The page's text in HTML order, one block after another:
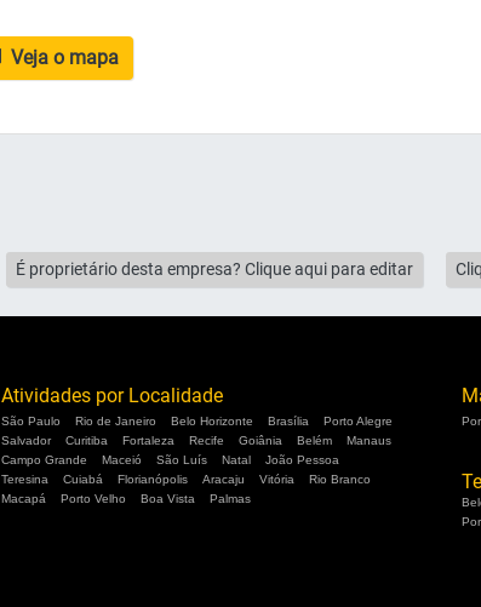
Veja o mapa
É proprietário desta empresa? Clique aqui para editar
Atividades por Localidade
São Paulo Rio de Janeiro Belo Horizonte Brasília
Porto Alegre
Salvador
Curitiba Fortaleza Recife Goiânia Belém
Manaus
Campo Grande
Maceió São Luís Natal
João Pessoa
Teresina
Cuiabá Florianópolis Aracaju Vitória
Rio Branco
Macapá
Porto Velho Boa Vista Palmas